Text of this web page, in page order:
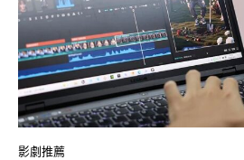
影劇推薦